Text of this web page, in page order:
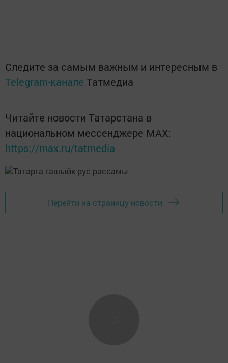
Следите за самым важным и интересным в
Telegram-канале Татмедиа
Читайте новости Татарстана в
национальном мессенджере MАХ:
https://max.ru/tatmedia
Перейти на страницу новости